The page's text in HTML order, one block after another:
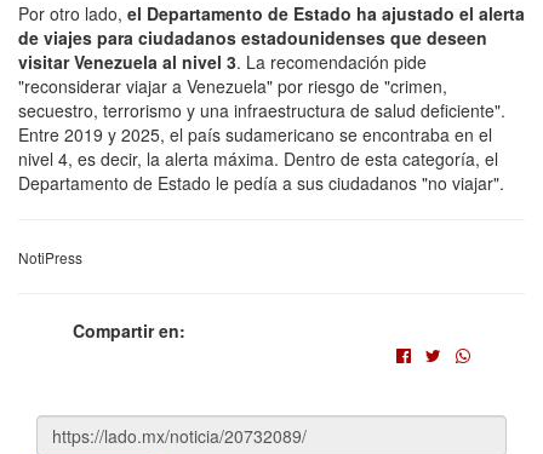
Por otro lado, el Departamento de Estado ha ajustado el alerta
de viajes para ciudadanos estadounidenses que deseen
visitar Venezuela al nivel 3. La recomendación pide
"reconsiderar viajar a Venezuela" por riesgo de "crimen,
secuestro, terrorismo y una infraestructura de salud deficiente".
Entre 2019 y 2025, el país sudamericano se encontraba en el
nivel 4, es decir, la alerta máxima. Dentro de esta categoría, el
Departamento de Estado le pedía a sus ciudadanos "no viajar".
NotiPress
Compartir en: